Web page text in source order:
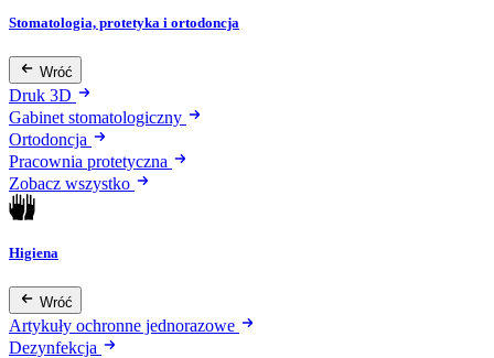
Stomatologia, protetyka i ortodoncja
Wróć
Druk 3D
Gabinet stomatologiczny
Ortodoncja
Pracownia protetyczna
Zobacz wszystko
Higiena
Wróć
Artykuły ochronne jednorazowe
Dezynfekcja